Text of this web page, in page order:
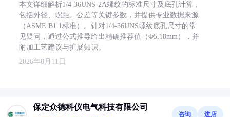
本文详细解析1/4-36UNS-2A螺纹的标准尺寸及底孔计算，
包括外径、螺距、公差等关键参数，并提供专业数据来源
（ASME B1.1标准）。针对1/4-36UNS螺纹底孔尺寸的常
见疑问，通过公式推导给出精确推荐值（Φ5.18mm），并
附加工艺建议与扩展知识。
2026年8月11日
保定众德科仪电气科技有限公司
咨询 进店